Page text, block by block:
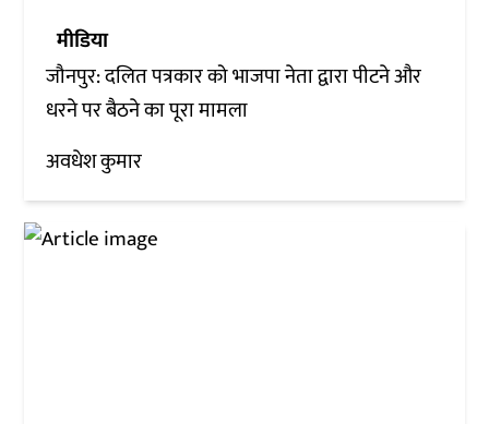
मीडिया
जौनपुर: दलित पत्रकार को भाजपा नेता द्वारा पीटने और
धरने पर बैठने का पूरा मामला
अवधेश कुमार